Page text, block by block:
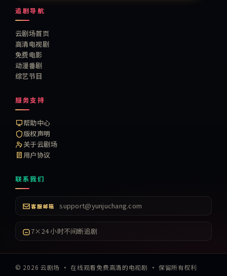
追剧导航
云剧场首页
高清电视剧
免费电影
动漫番剧
综艺节目
服务支持
帮助中心
版权声明
关于云剧场
用户协议
联系我们
客服邮箱 support@yunjuchang.com
7×24 小时不间断追剧
© 2026 云剧场 ·在线观看免费高清的电视剧 · 保留所有权利